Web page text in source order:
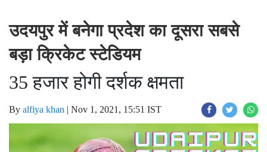
उदयपुर में बनेगा प्रदेश का दूसरा सबसे
बड़ा क्रिकेट स्टेडियम
35 हजार होगी दर्शक क्षमता
By alfiya khan | Nov 1, 2021, 15:51 IST